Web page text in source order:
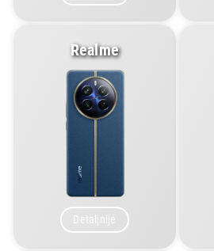
Realme
Detaljnije